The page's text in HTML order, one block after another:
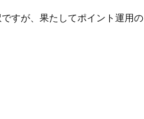
すが、果たしてポイント運用の